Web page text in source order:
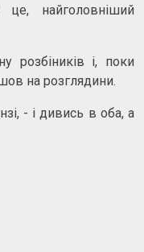
найголовніший
і, поки
на розглядини.
- і дивись в оба, а